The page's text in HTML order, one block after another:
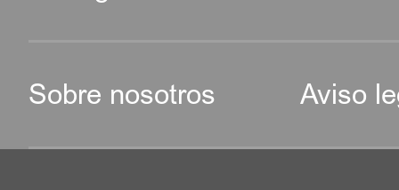
Sobre nosotros Aviso